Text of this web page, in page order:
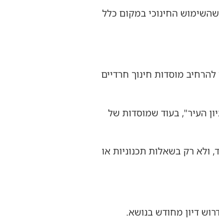
החינוכי במקום כלל
מוסדות חינוך חרדיים
העיר", בעוד שמוסדות של
רק בשאלות תכנוניות או
דיון מחודש בנושא.